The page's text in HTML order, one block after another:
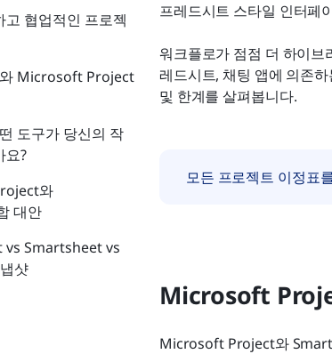
프레드시트 스타일 인터페
워크플로가 점점 더 하이브
레드시트, 채팅 앱에 의존
및 한계를 살펴봅니다.
모든 프로젝트 이정표
Microsoft
Microsoft Project와
협업적인 프로젝
Microsoft Project
도구가 당신의 작
요?
와
대안
Smartsheet vs
샷